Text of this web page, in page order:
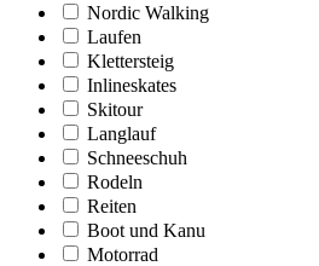
Nordic Walking
Laufen
Klettersteig
Inlineskates
Skitour
Langlauf
Schneeschuh
Rodeln
Reiten
Boot und Kanu
Motorrad